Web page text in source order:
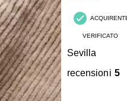
VERIFICATO
Sevilla
recensioni 5